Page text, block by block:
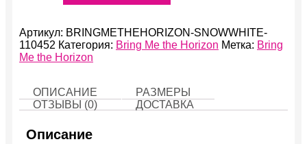
Артикул: BRINGMETHEHORIZON-SNOWWHITE-
110452 Категория: Bring Me the Horizon Метка: Bring
Me the Horizon
ОПИСАНИЕ
РАЗМЕРЫ
ОТЗЫВЫ (0)
ДОСТАВКА
Описание